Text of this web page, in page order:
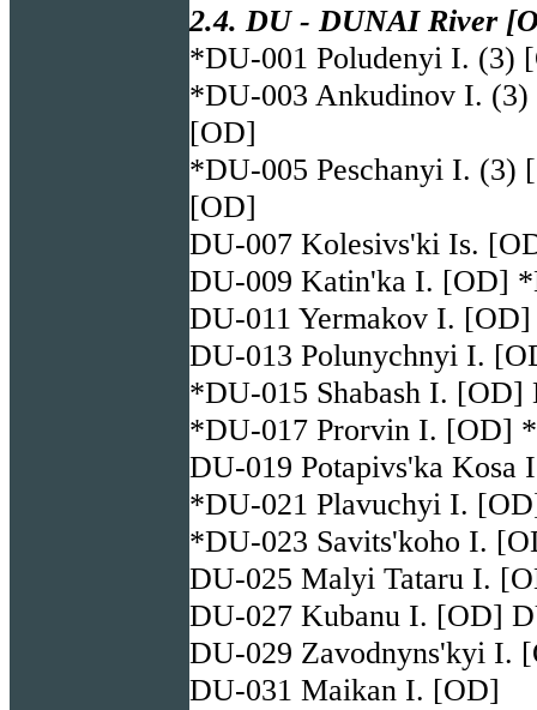
2.4. DU - DUNAI River
*DU-001 Poludenyi I. (3)
*DU-003 Ankudinov I.
[OD]
*DU-005 Peschanyi I. (3)
[OD]
DU-007 Kolesivs'ki Is.
DU-009 Katin'ka I. [OD]
DU-011 Yermakov I.
DU-013 Polunychnyi I.
*DU-015 Shabash I.
*DU-017 Prorvin I. [OD]
DU-019 Potapivs'ka
*DU-021 Plavuchyi I.
*DU-023 Savits'koho I.
DU-025 Malyi Tataru I.
DU-027 Kubanu I. [OD]
DU-029 Zavodnyns'kyi I.
DU-031 Maikan I. [OD]